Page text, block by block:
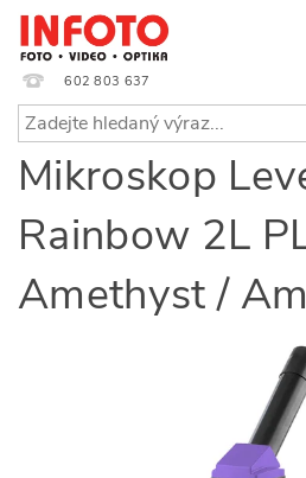
602 803 637
Mikroskop
Rainbow 2L
Amethyst /